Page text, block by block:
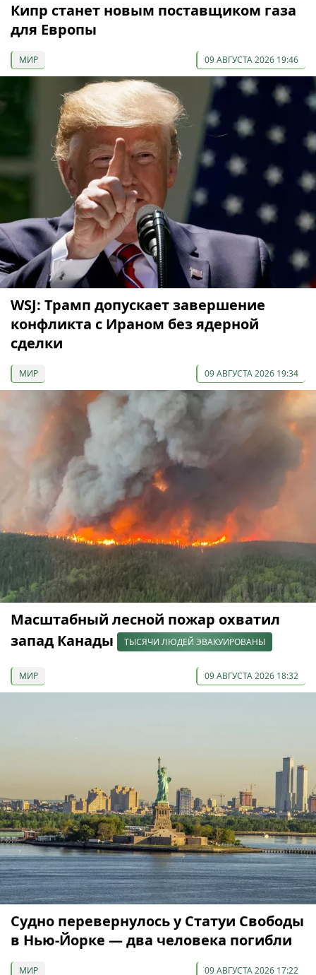
Кипр станет новым поставщиком газа
для Европы
МИР 09 АВГУСТА 2026 19:46
WSJ: Трамп допускает завершение
конфликта с Ираном без ядерной
сделки
МИР 09 АВГУСТА 2026 19:34
Масштабный лесной пожар охватил
запад Канады
ТЫСЯЧИ ЛЮДЕЙ ЭВАКУИРОВАНЫ
МИР 09 АВГУСТА 2026 18:32
Судно перевернулось у Статуи Свободы
в Нью-Йорке — два человека погибли
МИР 09 АВГУСТА 2026 17:22